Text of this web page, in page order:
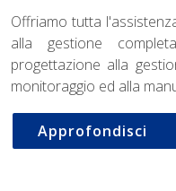
Offriamo tutta
alla gestione
progettazione alla
monitoraggio ed alla
Approfondisci